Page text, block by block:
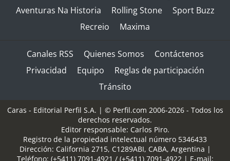
Aventuras Na Historia
Rolling Stone
Sport Buzz
Recreio
Maxima
Canales RSS Quienes Somos
Contáctenos
Privacidad
Equipo
Reglas de participación
Tránsito
Caras - Editorial Perfil S.A. | © Perfil.com 2006-2026 - Todos los
derechos reservados.
Editor responsable: Carlos Piro.
Registro de la propiedad intelectual número 5346433
Dirección: California 2715, C1289ABI, CABA, Argentina |
Teléfono: (+5411) 7091-4921 / (+5411) 7091-4922 | E-mail: